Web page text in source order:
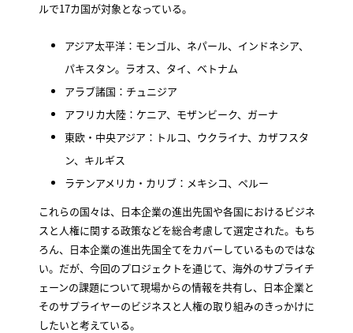
ルで17カ国が対象となっている。
アジア太平洋：モンゴル、ネパール、インドネシア、
パキスタン。ラオス、タイ、ベトナム
アラブ諸国：チュニジア
アフリカ大陸：ケニア、モザンビーク、ガーナ
東欧・中央アジア：トルコ、ウクライナ、カザフスタ
ン、キルギス
ラテンアメリカ・カリブ：メキシコ、ペルー
これらの国々は、日本企業の進出先国や各国におけるビジネ
スと人権に関する政策などを総合考慮して選定された。もち
ろん、日本企業の進出先国全てをカバーしているものではな
い。だが、今回のプロジェクトを通じて、海外のサプライチ
ェーンの課題について現場からの情報を共有し、日本企業と
そのサプライヤーのビジネスと人権の取り組みのきっかけに
したいと考えている。